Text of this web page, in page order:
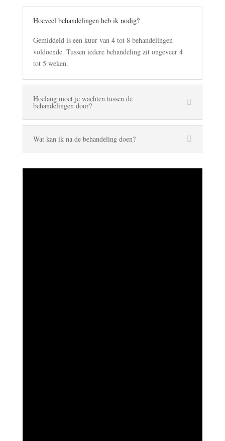
Hoeveel behandelingen heb ik nodig?
Gemiddeld is een kuur van 4 tot 8 behandelingen
voldoende. Tussen iedere behandeling zit ongeveer 4
tot 5 weken.
Hoelang moet je wachten tussen de
behandelingen door?
Wat kan ik na de behandeling doen?